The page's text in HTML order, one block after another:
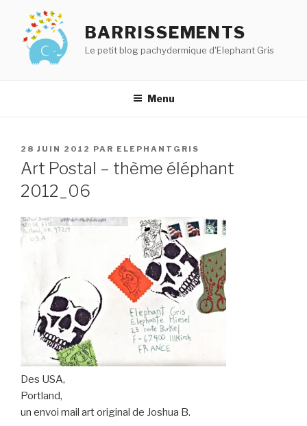
contenu
principal
BARRISSEMENTS
Le petit blog pachydermique d'Elephant Gris
Menu
PUBLIÉ
LE
28 JUIN 2012 PAR ELEPHANTGRIS
Art Postal – thème éléphant
2012_06
Des USA,
Portland,
un envoi mail art original de Joshua B.